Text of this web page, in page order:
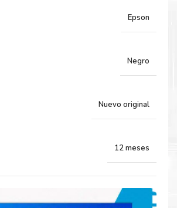
Epson
Negro
Nuevo original
12 meses